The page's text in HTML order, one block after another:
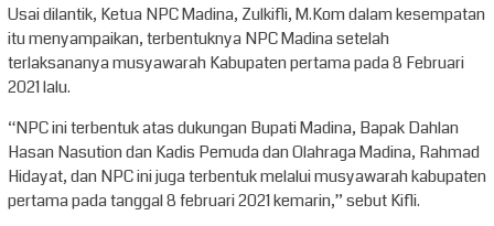
Usai dilantik, Ketua NPC Madina, Zulkifli, M.Kom dalam kesempatan
itu menyampaikan, terbentuknya NPC Madina setelah
terlaksananya musyawarah Kabupaten pertama pada 8 Februari
2021 lalu.
“NPC ini terbentuk atas dukungan Bupati Madina, Bapak Dahlan
Hasan Nasution dan Kadis Pemuda dan Olahraga Madina, Rahmad
Hidayat, dan NPC ini juga terbentuk melalui musyawarah kabupaten
pertama pada tanggal 8 februari 2021 kemarin,” sebut Kifli.